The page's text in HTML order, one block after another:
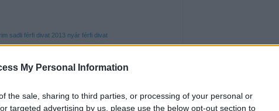
My Personal Information
the sale, sharing to third parties, or processing of your personal or
targeted advertising by us, please use the below opt-out section to
sadli férfi divat 2013 nyár férfi divat